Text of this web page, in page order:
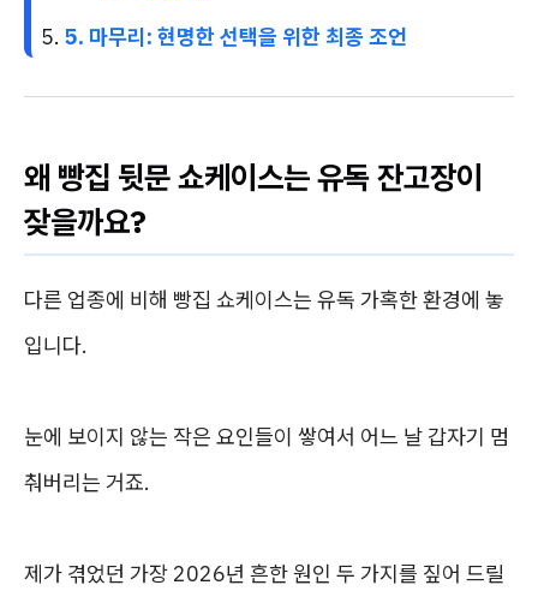
5. 마무리: 현명한 선택을 위한 최종 조언
왜 빵집 뒷문 쇼케이스는 유독 잔고장이
잦을까요?
다른 업종에 비해 빵집 쇼케이스는 유독 가혹한 환경에 놓
입니다.
눈에 보이지 않는 작은 요인들이 쌓여서 어느 날 갑자기 멈
춰버리는 거죠.
제가 겪었던 가장 2026년 흔한 원인 두 가지를 짚어 드릴